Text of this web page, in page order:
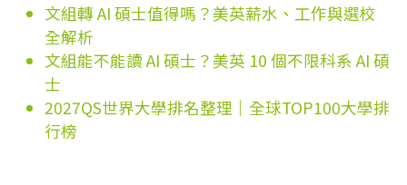
文組轉 AI 碩士值得嗎？美英薪水、工作與選校
全解析
文組能不能讀 AI 碩士？美英 10 個不限科系 AI 碩
士
2027QS世界大學排名整理｜全球TOP100大學排
行榜